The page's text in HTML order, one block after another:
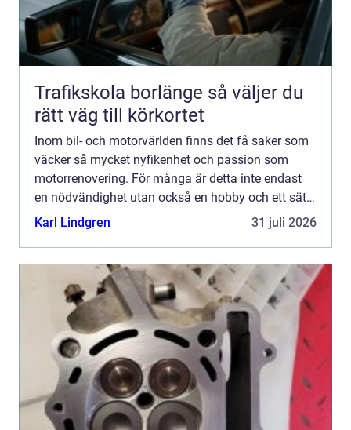
Trafikskola borlänge så väljer du
rätt väg till körkortet
Inom bil- och motorvärlden finns det få saker som
väcker så mycket nyfikenhet och passion som
motorrenovering. För många är detta inte endast
en nödvändighet utan också en hobby och ett sätt
...
Karl Lindgren 31 juli 2026